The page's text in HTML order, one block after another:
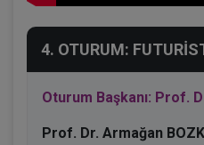
4. OTURUM:
Oturum Başkanı: Prof.
Prof. Dr. Armağan